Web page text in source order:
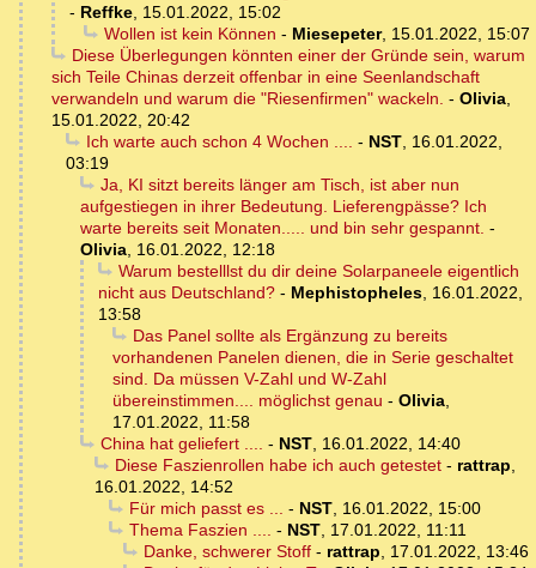
- Reffke, 15.01.2022, 15:02
Wollen ist kein Können - Miesepeter, 15.01.2022, 15:07
Diese Überlegungen könnten einer der Gründe sein, warum
sich Teile Chinas derzeit offenbar in eine Seenlandschaft
verwandeln und warum die "Riesenfirmen" wackeln. - Olivia,
15.01.2022, 20:42
Ich warte auch schon 4 Wochen .... - NST, 16.01.2022,
03:19
Ja, KI sitzt bereits länger am Tisch, ist aber nun
aufgestiegen in ihrer Bedeutung. Lieferengpässe? Ich
warte bereits seit Monaten..... und bin sehr gespannt. -
Olivia, 16.01.2022, 12:18
Warum bestelllst du dir deine Solarpaneele eigentlich
nicht aus Deutschland? - Mephistopheles, 16.01.2022,
13:58
Das Panel sollte als Ergänzung zu bereits
vorhandenen Panelen dienen, die in Serie geschaltet
sind. Da müssen V-Zahl und W-Zahl
übereinstimmen.... möglichst genau - Olivia,
17.01.2022, 11:58
China hat geliefert .... - NST, 16.01.2022, 14:40
Diese Faszienrollen habe ich auch getestet- rattrap,
16.01.2022, 14:52
Für mich passt es ... - NST, 16.01.2022, 15:00
Thema Faszien .... - NST, 17.01.2022, 11:11
Danke, schwerer Stoff- rattrap, 17.01.2022, 13:46